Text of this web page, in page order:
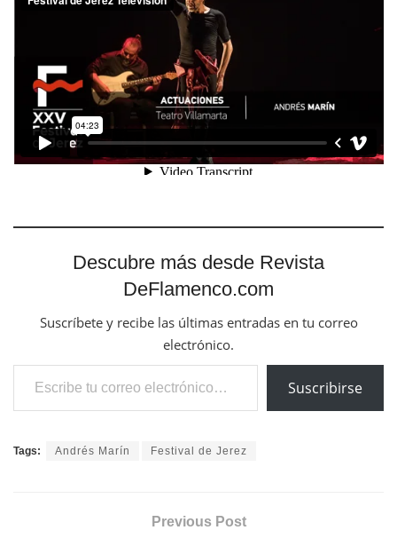
Descubre más desde Revista
DeFlamenco.com
Suscríbete y recibe las últimas entradas en tu correo
electrónico.
Escribe tu correo electrónico…
Suscribirse
Tags: Andrés Marín Festival de Jerez
Previous Post